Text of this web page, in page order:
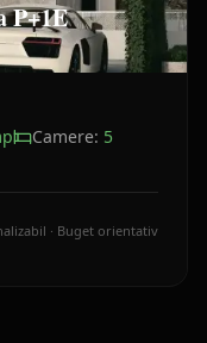
P+1E
Camere: 5
· Buget orientativ